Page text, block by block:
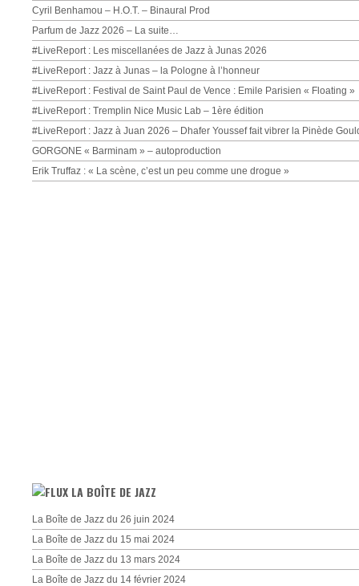
Cyril Benhamou – H.O.T. – Binaural Prod
Parfum de Jazz 2026 – La suite…
#LiveReport : Les miscellanées de Jazz à Junas 2026
#LiveReport : Jazz à Junas – la Pologne à l’honneur
#LiveReport : Festival de Saint Paul de Vence : Emile Parisien « Floating »
#LiveReport : Tremplin Nice Music Lab – 1ère édition
#LiveReport : Jazz à Juan 2026 – Dhafer Youssef fait vibrer la Pinède
GORGONE « Barminam » – autoproduction
Erik Truffaz : « La scène, c’est un peu comme une drogue »
LA BOÎTE DE JAZZ
La Boîte de Jazz du 26 juin 2024
La Boîte de Jazz du 15 mai 2024
La Boîte de Jazz du 13 mars 2024
La Boîte de Jazz du 14 février 2024